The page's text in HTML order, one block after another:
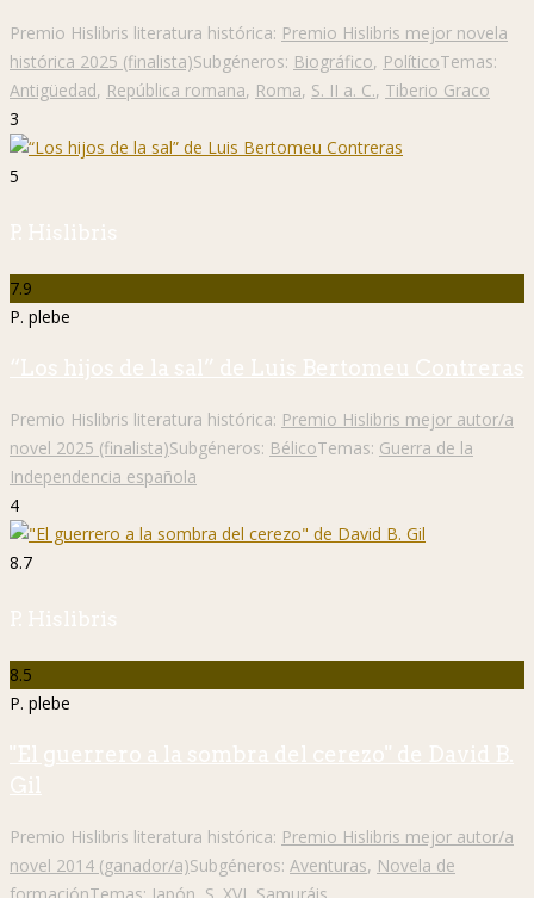
Premio Hislibris literatura histórica: Premio Hislibris mejor novela
histórica 2025 (finalista)Subgéneros: Biográfico, PolíticoTemas:
Antigüedad, República romana, Roma, S. II a. C., Tiberio Graco
3
5
P. Hislibris
7.9
P. plebe
“Los hijos de la sal” de Luis Bertomeu Contreras
Premio Hislibris literatura histórica: Premio Hislibris mejor autor/a
novel 2025 (finalista)Subgéneros: BélicoTemas: Guerra de la
Independencia española
4
8.7
P. Hislibris
8.5
P. plebe
"El guerrero a la sombra del cerezo" de David B.
Gil
Premio Hislibris literatura histórica: Premio Hislibris mejor autor/a
novel 2014 (ganador/a)Subgéneros: Aventuras, Novela de